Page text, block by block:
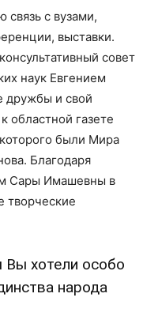
с вузами,
выставки.
совет
наук Евгением
дружбы и свой
областной газете
были Мира
Благодаря
Сары Имашевны в
творческие
Вы хотели особо
народа